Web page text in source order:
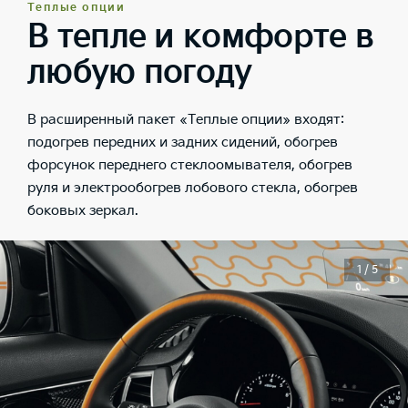
Теплые опции
В тепле и комфорте в
любую погоду
В расширенный пакет «Теплые опции» входят:
подогрев передних и задних сидений, обогрев
форсунок переднего стеклоомывателя, обогрев
руля и электрообогрев лобового стекла, обогрев
боковых зеркал.
1 / 5